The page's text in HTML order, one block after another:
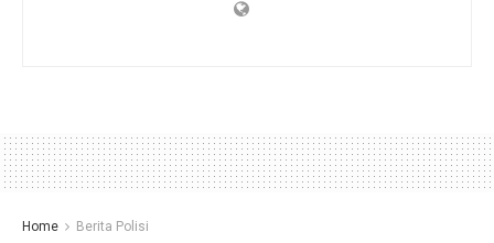
Home Berita Polisi